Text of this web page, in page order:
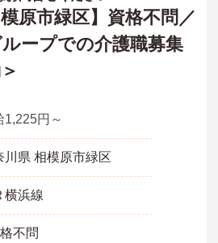
原市緑区】資格不問／
ープでの介護職募集
1,225円～
川県 相模原市緑区
横浜線
不問